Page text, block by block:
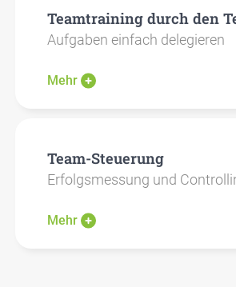
Team­trai­ning durch den
Auf­ga­ben ein­fach dele­gie­ren
Mehr
Team-Steue­rung
Erfolgs­mes­sung und
Mehr